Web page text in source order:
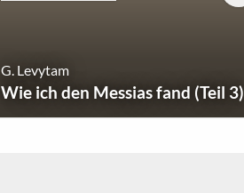
G. Levytam
Wie ich den Messias fand (Teil 3)